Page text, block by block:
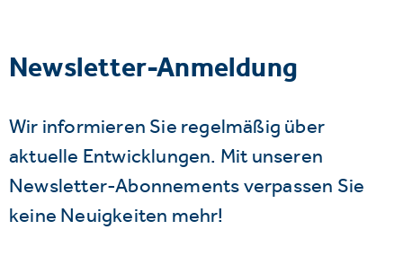
Newsletter-Anmeldung
Wir informieren Sie regelmäßig über
aktuelle Entwicklungen. Mit unseren
Newsletter-Abonnements verpassen Sie
keine Neuigkeiten mehr!